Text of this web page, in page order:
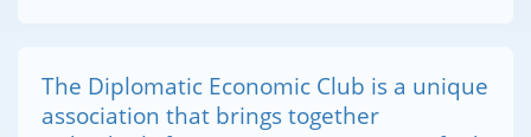
The Diplomatic Economic Club is a unique
association that brings together